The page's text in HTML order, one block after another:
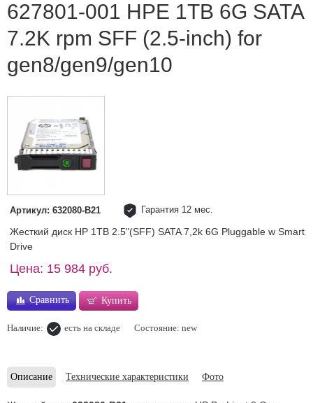
627801-001 HPE 1TB 6G SATA
7.2K rpm SFF (2.5-inch) for
gen8/gen9/gen10
Артикул: 632080-B21 Гарантия 12 мес.
Жесткий диск HP 1TB 2.5"(SFF) SATA 7,2k 6G Pluggable w Smart
Drive
Цена: 15 984 руб.
Сравнить Купить
Наличие: есть на складе Состояние: new
Описание Технические характеристики Фото